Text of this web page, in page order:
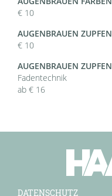
€ 10
AUGENBRAUEN ZUPFEN
€ 10
AUGENBRAUEN ZUPFEN
Fadentechnik
ab € 16
DATENSCHUTZ